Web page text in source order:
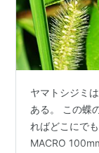
ヤマトシジミ
ある。 この蝶
ればどこにで
MACRO